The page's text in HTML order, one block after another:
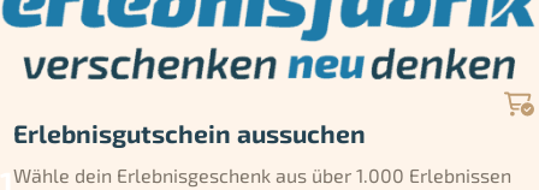
Erlebnisgutschein aussuchen
Wähle dein Erlebnisgeschenk aus über 1.000 Erlebnissen